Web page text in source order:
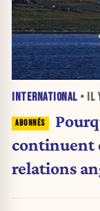
INTERNATIONAL • IL
continuent
relations